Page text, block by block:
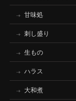
甘味処
刺し盛り
生もの
ハラス
大和煮